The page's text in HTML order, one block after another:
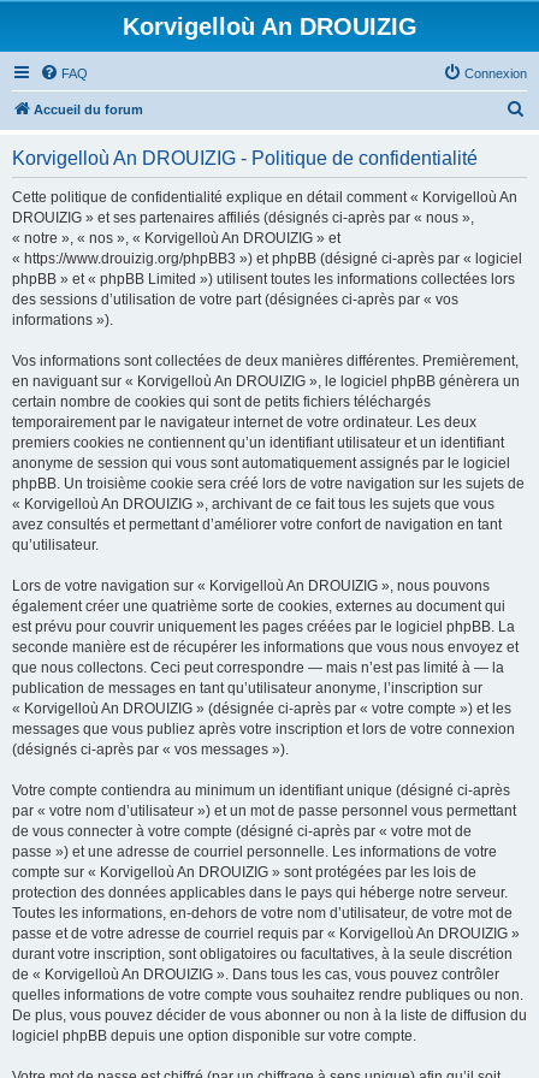
Korvigelloù An DROUIZIG
FAQ Connexion
Accueil du forum
Korvigelloù An DROUIZIG - Politique de confidentialité
Cette politique de confidentialité explique en détail comment « Korvigelloù An
DROUIZIG » et ses partenaires affiliés (désignés ci-après par « nous »,
« notre », « nos », « Korvigelloù An DROUIZIG » et
« https://www.drouizig.org/phpBB3 ») et phpBB (désigné ci-après par « logiciel
phpBB » et « phpBB Limited ») utilisent toutes les informations collectées lors
des sessions d’utilisation de votre part (désignées ci-après par « vos
informations »).
Vos informations sont collectées de deux manières différentes. Premièrement,
en naviguant sur « Korvigelloù An DROUIZIG », le logiciel phpBB génèrera un
certain nombre de cookies qui sont de petits fichiers téléchargés
temporairement par le navigateur internet de votre ordinateur. Les deux
premiers cookies ne contiennent qu’un identifiant utilisateur et un identifiant
anonyme de session qui vous sont automatiquement assignés par le logiciel
phpBB. Un troisième cookie sera créé lors de votre navigation sur les sujets de
« Korvigelloù An DROUIZIG », archivant de ce fait tous les sujets que vous
avez consultés et permettant d’améliorer votre confort de navigation en tant
qu’utilisateur.
Lors de votre navigation sur « Korvigelloù An DROUIZIG », nous pouvons
également créer une quatrième sorte de cookies, externes au document qui
est prévu pour couvrir uniquement les pages créées par le logiciel phpBB. La
seconde manière est de récupérer les informations que vous nous envoyez et
que nous collectons. Ceci peut correspondre — mais n’est pas limité à — la
publication de messages en tant qu’utilisateur anonyme, l’inscription sur
« Korvigelloù An DROUIZIG » (désignée ci-après par « votre compte ») et les
messages que vous publiez après votre inscription et lors de votre connexion
(désignés ci-après par « vos messages »).
Votre compte contiendra au minimum un identifiant unique (désigné ci-après
par « votre nom d’utilisateur ») et un mot de passe personnel vous permettant
de vous connecter à votre compte (désigné ci-après par « votre mot de
passe ») et une adresse de courriel personnelle. Les informations de votre
compte sur « Korvigelloù An DROUIZIG » sont protégées par les lois de
protection des données applicables dans le pays qui héberge notre serveur.
Toutes les informations, en-dehors de votre nom d’utilisateur, de votre mot de
passe et de votre adresse de courriel requis par « Korvigelloù An DROUIZIG »
durant votre inscription, sont obligatoires ou facultatives, à la seule discrétion
de « Korvigelloù An DROUIZIG ». Dans tous les cas, vous pouvez contrôler
quelles informations de votre compte vous souhaitez rendre publiques ou non.
De plus, vous pouvez décider de vous abonner ou non à la liste de diffusion du
logiciel phpBB depuis une option disponible sur votre compte.